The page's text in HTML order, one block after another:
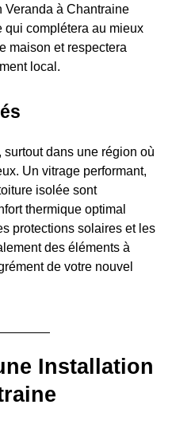
Veranda à Chantraine
qui complétera au mieux
maison et respectera
local.
dans une région où
Un vitrage performant,
isolée sont
thermique optimal
protections solaires et les
des éléments à
de votre nouvel
Installation